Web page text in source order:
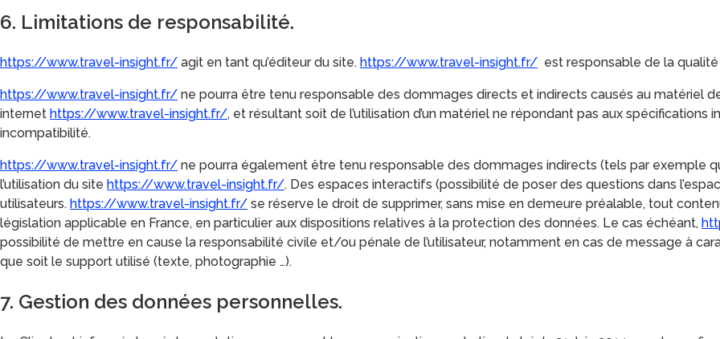
6. Limitations de responsabilité.
https://www.travel-insight.fr/ agit en tant qu’éditeur du site. https://www.travel-insight.fr/ est responsable de la
https://www.travel-insight.fr/ ne pourra être tenu responsable des dommages directs et indirects causés au matériel de
internet https://www.travel-insight.fr/, et résultant soit de l’utilisation d’un matériel ne répondant pas aux spécifications
incompatibilité.
https://www.travel-insight.fr/ ne pourra également être tenu responsable des dommages indirects (tels par exemple
l’utilisation du site https://www.travel-insight.fr/. Des espaces interactifs (possibilité de poser des questions dans
utilisateurs. https://www.travel-insight.fr/ se réserve le droit de supprimer, sans mise en demeure préalable, tout
législation applicable en France, en particulier aux dispositions relatives à la protection des données. Le cas échéant,
possibilité de mettre en cause la responsabilité civile et/ou pénale de l’utilisateur, notamment en cas de message à
que soit le support utilisé (texte, photographie …).
7. Gestion des données personnelles.